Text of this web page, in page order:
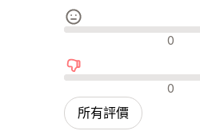
中立評論 0
負面評論 0
所有評價